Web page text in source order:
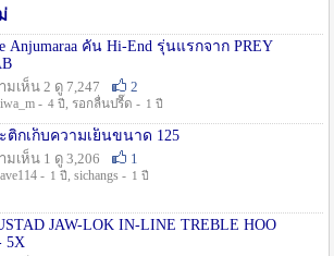
Anjumaraa คัน Hi-End รุ่นแรกจาก PREY
มเห็น 2 ดู 7,247
2
- 4 ปี , รอกลื่นปรื๊ด - 1 ปี
ติกเก็บความเย็นขนาด 125
มเห็น 1 ดู 3,206
1
- 1 ปี , sichangs - 1 ปี
JAW-LOK IN-LINE TREBLE HOO
5X